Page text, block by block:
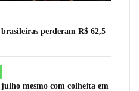
perderam R$ 62,5
mesmo com colheita em